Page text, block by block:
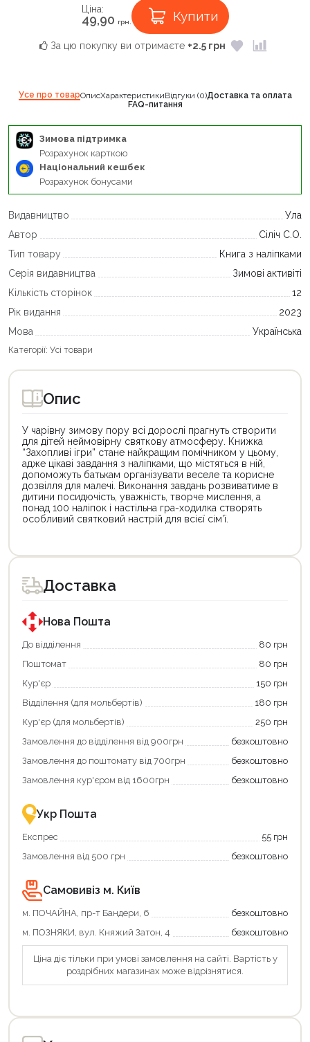
Ціна:
49,90 грн. Купити
За цю покупку ви отримаєте +2.5 грн
Усе про товарОписХарактеристикиВідгуки (0)Доставка та оплата
FAQ-питання
Зимова підтримка
Розрахунок карткою
Національний кешбек
Розрахунок бонусами
Видавництво
Ула
Автор
Сіліч С.О.
Тип товару
Книга з наліпками
Серія видавництва
Зимові активіті
Кількість сторінок
12
Рік видання
2023
Мова
Українська
Категорії: Усі товари
Опис
У чарівну зимову пору всі дорослі прагнуть створити
для дітей неймовірну святкову атмосферу. Книжка
“Захопливі ігри” стане найкращим помічником у цьому,
адже цікаві завдання з наліпками, що містяться в ній,
допоможуть батькам організувати веселе та корисне
дозвілля для малечі. Виконання завдань розвиватиме в
дитини посидючість, уважність, творче мислення, а
понад 100 наліпок і настільна гра-ходилка створять
особливий святковий настрій для всієї сім’ї.
Доставка
Нова Пошта
До відділення
80 грн
Поштомат
80 грн
Кур'єр
150 грн
Відділення (для мольбертів)
180 грн
Кур'єр (для мольбертів)
250 грн
Замовлення до відділення від 900грн
безкоштовно
Замовлення до поштомату від 700грн
безкоштовно
Замовлення кур'єром від 1600грн
безкоштовно
Укр Пошта
Експрес
55 грн
Замовлення від 500 грн
безкоштовно
Самовивіз м. Київ
м. ПОЧАЙНА, пр-т Бандери, 6
безкоштовно
м. ПОЗНЯКИ, вул. Княжий Затон, 4
безкоштовно
Ціна діє тільки при умові замовлення на сайті. Вартість у
роздрібних магазинах може відрізнятися.